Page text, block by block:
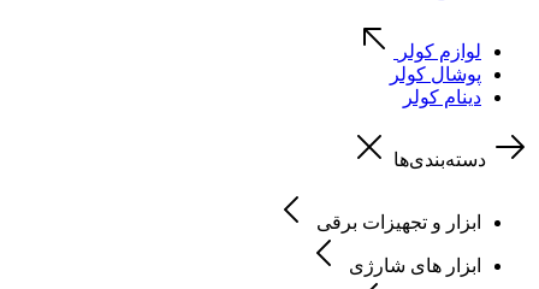
لوازم کولر
پوشال کولر
دینام کولر
دسته‌بندی‌ها
ابزار و تجهیزات برقی
ابزار های شارژی